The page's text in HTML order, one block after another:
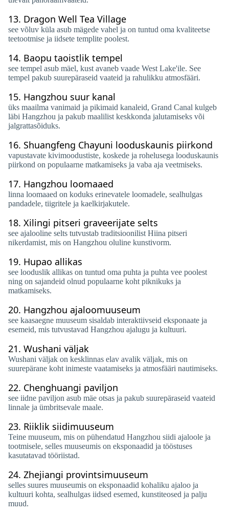
13. Dragon Well Tea Village
see võluv küla asub mägede vahel ja on tuntud oma kvaliteetse
teetootmise ja iidsete templite poolest.
14. Baopu taoistlik tempel
see tempel asub mäel, kust avaneb vaade West Lake'ile. See
tempel pakub suurepäraseid vaateid ja rahulikku atmosfääri.
15. Hangzhou suur kanal
üks maailma vanimaid ja pikimaid kanaleid, Grand Canal kulgeb
läbi Hangzhou ja pakub maalilist keskkonda jalutamiseks või
jalgrattasõiduks.
16. Shuangfeng Chayuni looduskaunis piirkond
vapustavate kivimoodustiste, koskede ja rohelusega looduskaunis
piirkond on populaarne matkamiseks ja vaba aja veetmiseks.
17. Hangzhou loomaaed
linna loomaaed on koduks erinevatele loomadele, sealhulgas
pandadele, tiigritele ja kaelkirjakutele.
18. Xilingi pitseri graveerijate selts
see ajalooline selts tutvustab traditsioonilist Hiina pitseri
nikerdamist, mis on Hangzhou oluline kunstivorm.
19. Hupao allikas
see looduslik allikas on tuntud oma puhta ja puhta vee poolest
ning on sajandeid olnud populaarne koht piknikuks ja
matkamiseks.
20. Hangzhou ajaloomuuseum
see kaasaegne muuseum sisaldab interaktiivseid eksponaate ja
esemeid, mis tutvustavad Hangzhou ajalugu ja kultuuri.
21. Wushani väljak
Wushani väljak on kesklinnas elav avalik väljak, mis on
suurepärane koht inimeste vaatamiseks ja atmosfääri nautimiseks.
22. Chenghuangi paviljon
see iidne paviljon asub mäe otsas ja pakub suurepäraseid vaateid
linnale ja ümbritsevale maale.
23. Riiklik siidimuuseum
Teine muuseum, mis on pühendatud Hangzhou siidi ajaloole ja
tootmisele, selles muuseumis on eksponaadid ja tööstuses
kasutatavad tööriistad.
24. Zhejiangi provintsimuuseum
selles suures muuseumis on eksponaadid kohaliku ajaloo ja
kultuuri kohta, sealhulgas iidsed esemed, kunstiteosed ja palju
muud.